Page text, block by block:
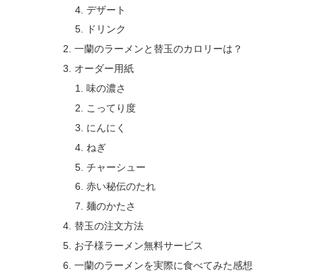
デザート
ドリンク
一蘭のラーメンと替玉のカロリーは？
オーダー用紙
味の濃さ
こってり度
にんにく
ねぎ
チャーシュー
赤い秘伝のたれ
麺のかたさ
替玉の注文方法
お子様ラーメン無料サービス
一蘭のラーメンを実際に食べてみた感想